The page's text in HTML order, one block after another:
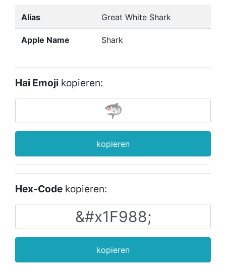
Alias Great White Shark
Apple Name Shark
Hai Emoji kopieren:
kopieren
Hex-Code kopieren:
kopieren